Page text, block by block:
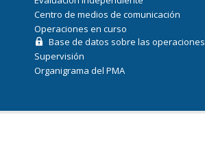
Centro de medios de comunicación
Operaciones en curso
Base de datos sobre las operaciones
Supervisión
Organigrama del PMA